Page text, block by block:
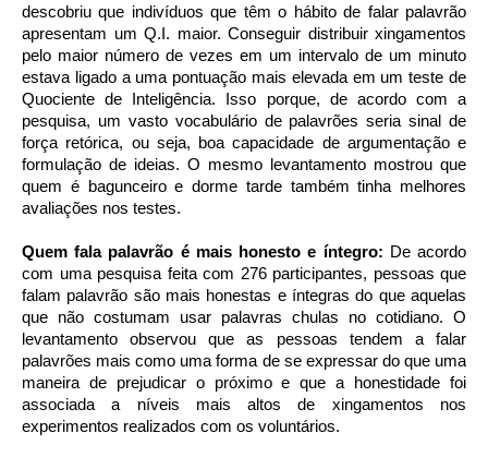
descobriu que indivíduos que têm o hábito de falar palavrão
apresentam um Q.I. maior. Conseguir distribuir xingamentos
pelo maior número de vezes em um intervalo de um minuto
estava ligado a uma pontuação mais elevada em um teste de
Quociente de Inteligência. Isso porque, de acordo com a
pesquisa, um vasto vocabulário de palavrões seria sinal de
força retórica, ou seja, boa capacidade de argumentação e
formulação de ideias. O mesmo levantamento mostrou que
quem é bagunceiro e dorme tarde também tinha melhores
avaliações nos testes.
Quem fala palavrão é mais honesto e íntegro: De acordo
com uma pesquisa feita com 276 participantes, pessoas que
falam palavrão são mais honestas e íntegras do que aquelas
que não costumam usar palavras chulas no cotidiano. O
levantamento observou que as pessoas tendem a falar
palavrões mais como uma forma de se expressar do que uma
maneira de prejudicar o próximo e que a honestidade foi
associada a níveis mais altos de xingamentos nos
experimentos realizados com os voluntários.